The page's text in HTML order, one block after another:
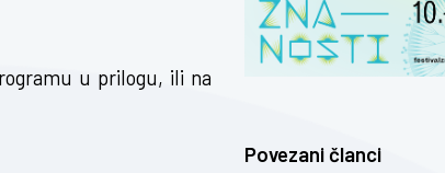
u prilogu, ili na
Povezani članci